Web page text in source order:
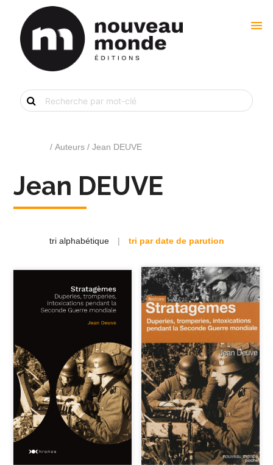
menu
Recherche
de
livre
/ Auteurs / Jean DEUVE
Jean DEUVE
tri alphabétique | tri par date de parution